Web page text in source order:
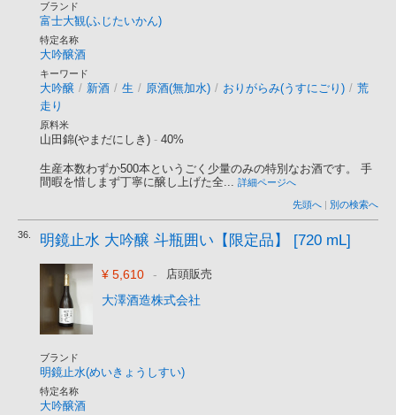
ブランド
富士大観(ふじたいかん)
特定名称
大吟醸酒
キーワード
大吟醸 / 新酒 / 生 / 原酒(無加水) / おりがらみ(うすにごり) / 荒
走り
原料米
山田錦(やまだにしき) - 40%
生産本数わずか500本というごく少量のみの特別なお酒です。 手
間暇を惜しまず丁寧に醸し上げた全... 詳細ページへ
先頭へ | 別の検索へ
36. 明鏡止水 大吟醸 斗瓶囲い【限定品】 [720 mL]
¥ 5,610 - 店頭販売
大澤酒造株式会社
ブランド
明鏡止水(めいきょうしすい)
特定名称
大吟醸酒